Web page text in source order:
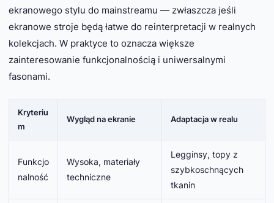
ekranowego stylu do mainstreamu — zwłaszcza jeśli
ekranowe stroje będą łatwe do reinterpretacji w realnych
kolekcjach. W praktyce to oznacza większe
zainteresowanie funkcjonalnością i uniwersalnymi
fasonami.
Kryteriu
m
Wygląd na ekranie Adaptacja w realu
Funkcjo
nalność
Wysoka, materiały
techniczne
Legginsy, topy z
szybkoschnących
tkanin